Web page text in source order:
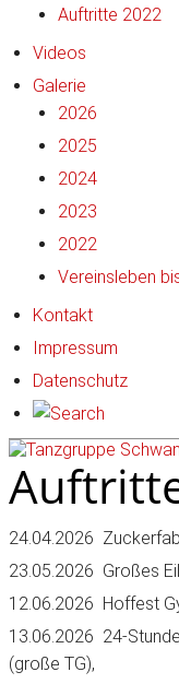
Auftritte 2022
Videos
Galerie
2026
2025
2024
2023
2022
Vereinsleben
Kontakt
Impressum
Datenschutz
24.04.2026
23.05.2026 Großes
12.06.2026 Hoffest
13.06.2026 24-
(große TG),